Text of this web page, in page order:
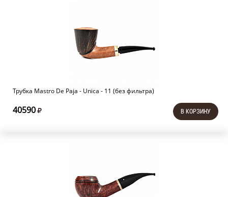
Трубка Mastro De Paja - Unica - 11 (без фильтра)
40590 В КОРЗИНУ